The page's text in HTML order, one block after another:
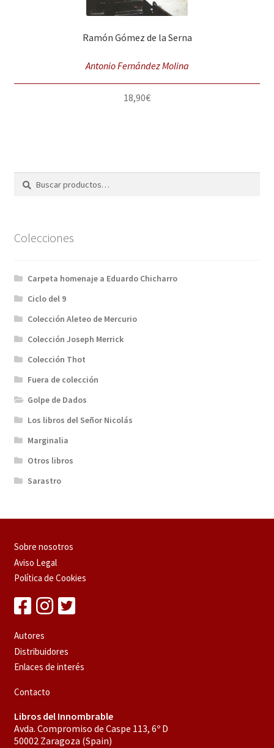
Ramón Gómez de la Serna
Antonio Fernández Molina
18,90€
Buscar
Buscar
Colecciones
Carpeta homenaje a Eduardo Chicharro
Ciclo del 9
Colección Aleteo de Mercurio
Colección Joseph Merrick
Colección Thot
Fuera de colección
Golpe de Dados
Los libros del Señor Nicolás
Marginalia
Otros libros
Sarastro
Sobre nosotros
Aviso Legal
Política de Cookies
Autores
Distribuidores
Enlaces de interés
Contacto
Libros del Innombrable
Avda. Compromiso de Caspe 113, 6º D
50002 Zaragoza (Spain)